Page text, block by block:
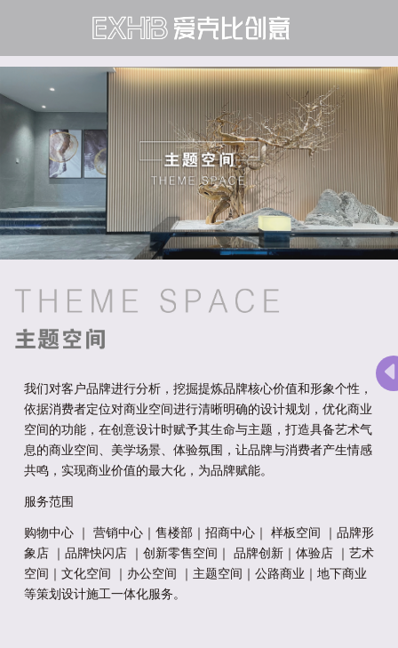
我们对客户品牌进行分析，挖掘提炼品牌核心价值和形象个性，
依据消费者定位对商业空间进行清晰明确的设计规划，优化商业
空间的功能，在创意设计时赋予其生命与主题，打造具备艺术气
息的商业空间、美学场景、体验氛围，让品牌与消费者产生情感
共鸣，实现商业价值的最大化，为品牌赋能。
服务范围
购物中心 ｜ 营销中心｜售楼部｜招商中心｜ 样板空间 ｜品牌形
象店 ｜品牌快闪店 ｜创新零售空间｜ 品牌创新｜体验店 ｜艺术
空间｜文化空间 ｜办公空间 ｜主题空间｜公路商业｜地下商业
等策划设计施工一体化服务。